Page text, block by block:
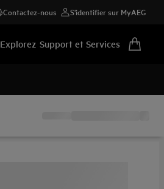
Contactez-nous S'identifier sur MyAEG
Explorez Support et Services